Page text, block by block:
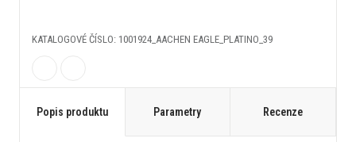
KATALOGOVÉ ČÍSLO: 1001924_AACHEN EAGLE_PLATINO_39
Popis produktu Parametry Recenze